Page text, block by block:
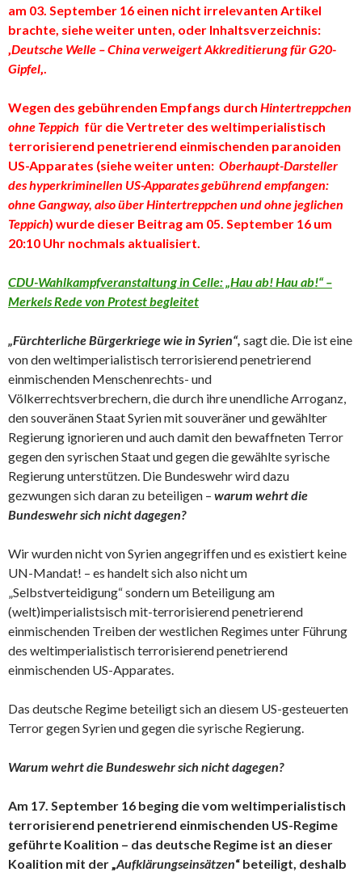
am 03. September 16 einen nicht irrelevanten Artikel
brachte, siehe weiter unten, oder Inhaltsverzeichnis:
‚Deutsche Welle – China verweigert Akkreditierung für G20-
Gipfel‚.
Wegen des gebührenden Empfangs durch Hintertreppchen
ohne Teppich für die Vertreter des weltimperialistisch
terrorisierend penetrierend einmischenden paranoiden
US-Apparates (siehe weiter unten: Oberhaupt-Darsteller
des hyperkriminellen US-Apparates gebührend empfangen:
ohne Gangway, also über Hintertreppchen und ohne jeglichen
Teppich) wurde dieser Beitrag am 05. September 16 um
20:10 Uhr nochmals aktualisiert.
CDU-Wahlkampfveranstaltung in Celle: „Hau ab! Hau ab!“ –
Merkels Rede von Protest begleitet
„Fürchterliche Bürgerkriege wie in Syrien“, sagt die. Die ist eine
von den weltimperialistisch terrorisierend penetrierend
einmischenden Menschenrechts- und
Völkerrechtsverbrechern, die durch ihre unendliche Arroganz,
den souveränen Staat Syrien mit souveräner und gewählter
Regierung ignorieren und auch damit den bewaffneten Terror
gegen den syrischen Staat und gegen die gewählte syrische
Regierung unterstützen. Die Bundeswehr wird dazu
gezwungen sich daran zu beteiligen – warum wehrt die
Bundeswehr sich nicht dagegen?
Wir wurden nicht von Syrien angegriffen und es existiert keine
UN-Mandat! – es handelt sich also nicht um
„Selbstverteidigung“ sondern um Beteiligung am
(welt)imperialistsisch mit-terrorisierend penetrierend
einmischenden Treiben der westlichen Regimes unter Führung
des weltimperialistisch terrorisierend penetrierend
einmischenden US-Apparates.
Das deutsche Regime beteiligt sich an diesem US-gesteuerten
Terror gegen Syrien und gegen die syrische Regierung.
Warum wehrt die Bundeswehr sich nicht dagegen?
Am 17. September 16 beging die vom weltimperialistisch
terrorisierend penetrierend einmischenden US-Regime
geführte Koalition – das deutsche Regime ist an dieser
Koalition mit der „Aufklärungseinsätzen“ beteiligt, deshalb